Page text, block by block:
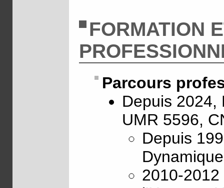
FORMATION
Parcours
Depuis 2024,
UMR 5596,
Depuis
2010-